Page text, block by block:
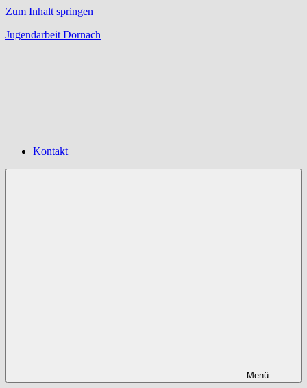
Zum Inhalt springen
Jugendarbeit Dornach
Kontakt
Menü